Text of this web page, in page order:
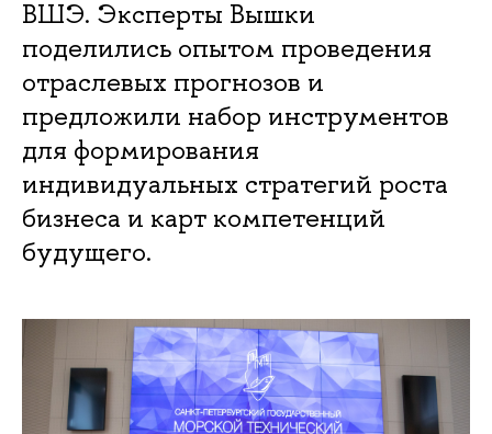
ВШЭ. Эксперты Вышки
поделились опытом проведения
отраслевых прогнозов и
предложили набор инструментов
для формирования
индивидуальных стратегий роста
бизнеса и карт компетенций
будущего.